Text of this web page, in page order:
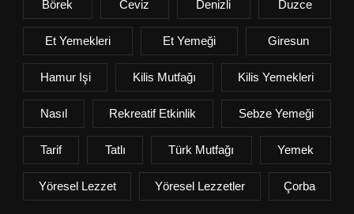
Börek Ceviz Denizli Duzce
Et Yemekleri Et Yemeği Giresun
Hamur Işi Kilis Mutfağı Kilis Yemekleri
Nasıl Rekreatif Etkinlik Sebze Yemeği
Tarif Tatlı Türk Mutfağı Yemek
Yöresel Lezzet Yöresel Lezzetler Çorba